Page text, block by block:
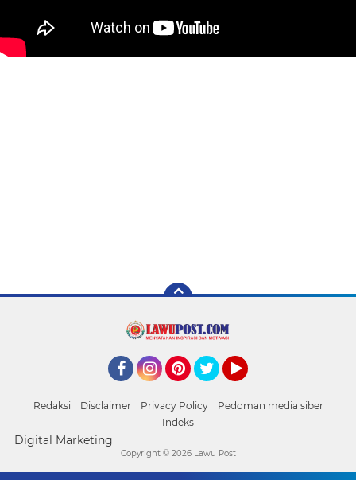
Redaksi Disclaimer Privacy Policy
Pedoman media siber
Indeks
Digital Marketing
Copyright © 2026 Lawu Post